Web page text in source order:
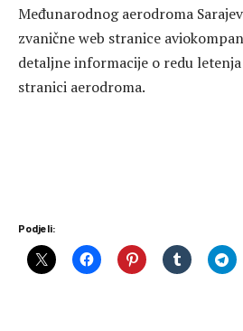
Međunarodnog aerodroma
zvanične web stranice
detaljne informacije o redu
stranici aerodroma.
Podjeli: